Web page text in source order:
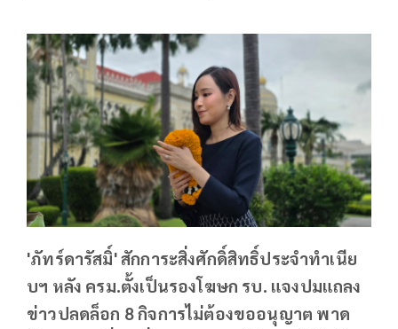
'ภัทร์ดารัสมิ์' สักการะสิ่งศักดิ์สิทธิ์ประจำทำเนีย
บฯ หลัง ครม.ตั้งเป็นรองโฆษก รบ. แจงปมแถลง
ข่าวปลดล็อก 8 กิจการไม่ต้องขออนุญาต พาด